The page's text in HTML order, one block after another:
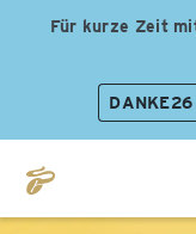
Für kurze Zeit
DANKE26